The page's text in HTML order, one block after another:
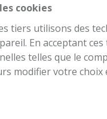
cookies
tiers utilisons des
En acceptant
telles que le
modifier votre
À